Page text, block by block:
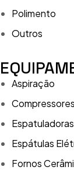
Polimento
Outros
Aspiração
Compressores
Espatuladoras
Espátulas
Fornos